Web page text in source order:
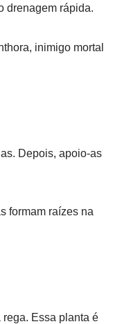
drenagem rápida.
inimigo mortal
Depois, apoio-as
formam raízes na
Essa planta é